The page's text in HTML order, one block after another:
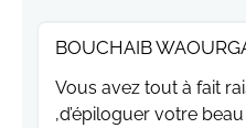
BOUCHAIB
Vous avez tout à fait
,d’épiloguer votre